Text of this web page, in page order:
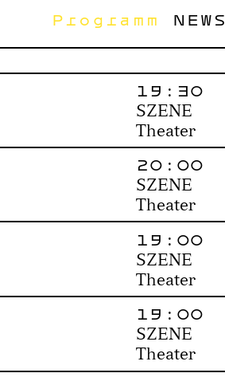
Programm NEWS
19:30
SZENE
Theater
20:00
SZENE
Theater
19:00
SZENE
Theater
19:00
SZENE
Theater